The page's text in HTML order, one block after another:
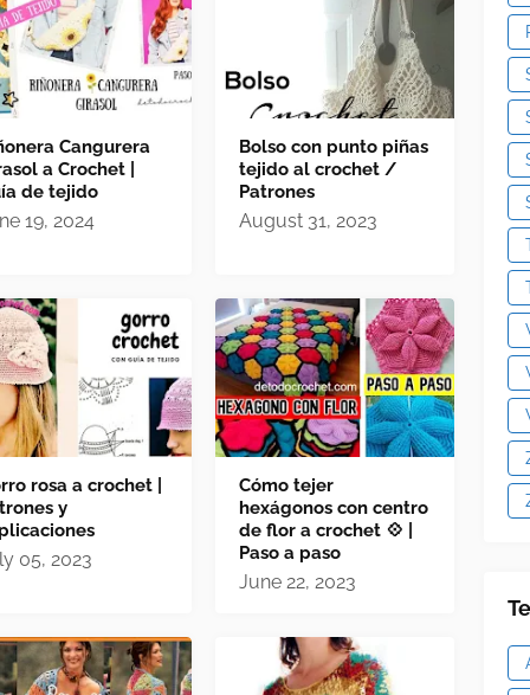
Cangurera
a Crochet |
de tejido
19, 2024
Bolso con punto piñas
tejido al crochet /
Patrones
August 31, 2023
rosa a crochet |
y
05, 2023
Cómo tejer
hexágonos con centro
de flor a crochet 💠 |
Paso a paso
June 22, 2023